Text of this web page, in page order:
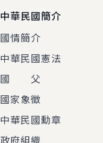
中華民國簡介
國情簡介
中華民國憲法
國 父
國家象徵
中華民國勳章
政府組織